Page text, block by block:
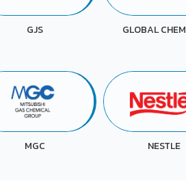
GLOBAL CHEMICAL PTT
NESTLE NHK